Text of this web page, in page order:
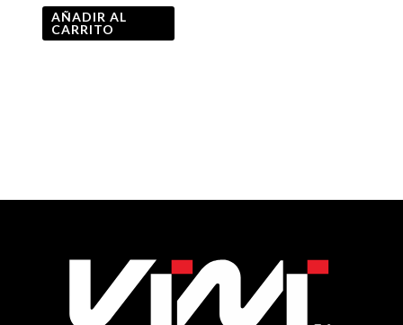
AÑADIR AL
CARRITO